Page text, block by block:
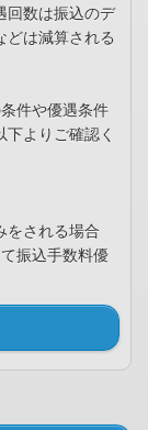
回数は振込のデ
どは減算される
件や優遇条件
下よりご確認く
をされる場合
振込手数料優